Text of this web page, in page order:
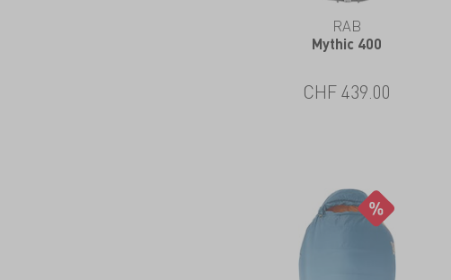
RAB
Mythic 400
CHF439.00